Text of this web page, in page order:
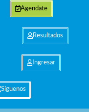
Agendate
Resultados
Ingresar
Síguenos